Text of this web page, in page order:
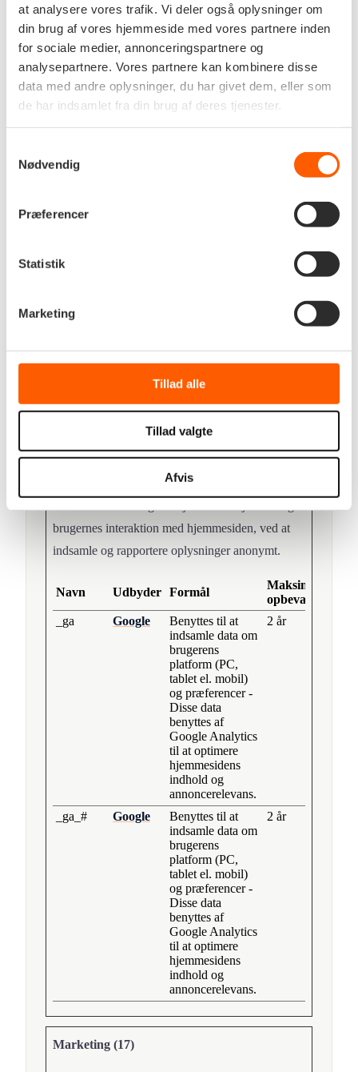
at analysere vores trafik. Vi deler også oplysninger om
din brug af vores hjemmeside med vores partnere inden
for sociale medier, annonceringspartnere og
analysepartnere. Vores partnere kan kombinere disse
data med andre oplysninger, du har givet dem, eller som
de har indsamlet fra din brug af deres tjenester.
Nødvendig
Præferencer
Statistik
Marketing
Tillad alle
Tillad valgte
Afvis
cookies.
Præferencer (1)
Præference cookies gør det muligt for en
F.eks. dit foretrukne sprog, eller den region, du
Maksimal
lidc
optimere
brugeroplevelsen
på hjemmesiden.
1 dag
brugernes interaktion med hjemmesiden, ved at
indsamle og rapportere oplysninger anonymt.
Navn Udbyder Formål
Maksimal
opbevaringstid
_ga
Google
Benyttes til at
indsamle data om
brugerens
platform (PC,
tablet el. mobil)
og præferencer -
Disse data
benyttes af
Google Analytics
til at optimere
hjemmesidens
indhold og
annoncerelevans.
2 år
_ga_# Google
Benyttes til at
indsamle data om
brugerens
platform (PC,
tablet el. mobil)
og præferencer -
Disse data
benyttes af
Google Analytics
til at optimere
hjemmesidens
indhold og
annoncerelevans.
2 år
Marketing (17)